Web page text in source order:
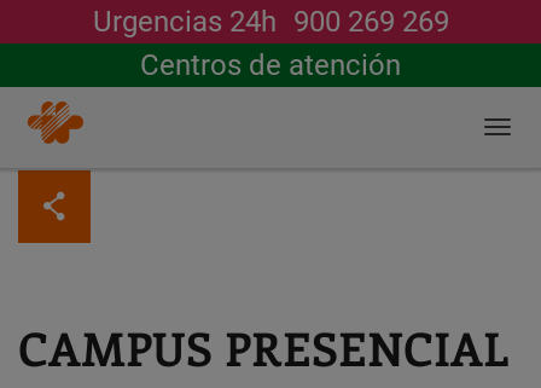
contenido
principal
Urgencias 24h 900 269 269
Centros de atención
Buscar
CAMPUS PRESENCIAL